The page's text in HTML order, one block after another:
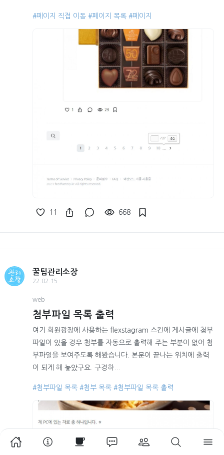
#페이지 직접 이동 #페이지 목록 #페이지
11 668
꿀팁관리소장
22.02.15
web
첨부파일 목록 출력
여기 회원광장에 사용하는 flexstagram 스킨에 게시글에 첨부
파일이 있을 경우 첨부를 자동으로 출력해 주는 부분이 없어 첨
부파일을 보여주도록 해봤습니다. 본문이 끝나는 위치에 출력
이 되게 해 놓았구요. 구경하...
#첨부파일 목록 #첨부 목록 #첨부파일 목록 출력